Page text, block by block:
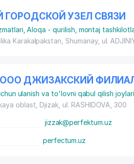
УЗЕЛ СВЯЗИ
,Aloqa - qurilish, montaj
Karakalpakstan, Shumanay, ul.
ООО ДЖИЗАКСКИЙ
ulanish va to'lovni qabul qilish joylari
oblast, Djizak, ul. RASHIDOVA, 300
jizzak@perfektum.uz
perfectum.uz